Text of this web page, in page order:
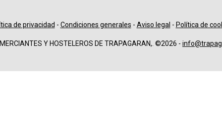
de privacidad - Condiciones generales - Aviso legal - Política de
Y HOSTELEROS DE TRAPAGARAN,. ©2026 -